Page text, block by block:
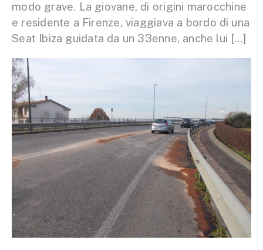
modo grave. La giovane, di origini marocchine
e residente a Firenze, viaggiava a bordo di una
Seat Ibiza guidata da un 33enne, anche lui […]